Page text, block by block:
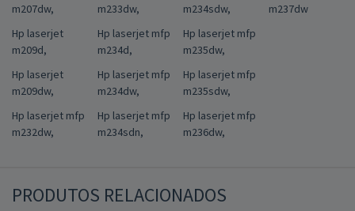
m207dw,
Hp laserjet
m209d,
Hp laserjet
m209dw,
Hp laserjet mfp
m232dw,
m233dw,
Hp laserjet mfp
m234d,
Hp laserjet mfp
m234dw,
Hp laserjet mfp
m234sdn,
m234sdw,
Hp laserjet mfp
m235dw,
Hp laserjet mfp
m235sdw,
Hp laserjet mfp
m236dw,
m237dw
PRODUTOS RELACIONADOS